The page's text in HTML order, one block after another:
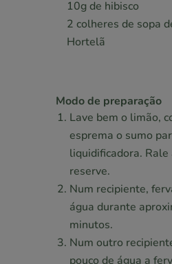
10g de hibisco
2 colheres de sopa
Hortelã
Modo de preparação
Lave bem o limão,
esprema o sumo
liquidificadora. Rale
reserve.
Num recipiente,
água durante
minutos.
Num outro
pouco de água a